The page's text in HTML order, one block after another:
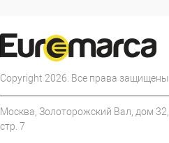
Copyright 2026. Все права защищены.
Москва, Золоторожский Вал, дом 32,
стр. 7